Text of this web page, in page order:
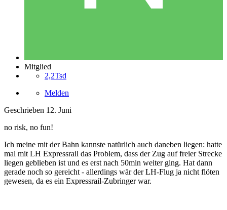
Mitglied
2,2Tsd
Melden
Geschrieben 12. Juni
no risk, no fun!
Ich meine mit der Bahn kannste natürlich auch daneben liegen: hatte
mal mit LH Expressrail das Problem, dass der Zug auf freier Strecke
liegen geblieben ist und es erst nach 50min weiter ging. Hat dann
gerade noch so gereicht - allerdings wär der LH-Flug ja nicht flöten
gewesen, da es ein Expressrail-Zubringer war.